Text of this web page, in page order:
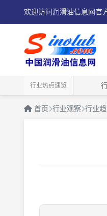
欢迎访问润滑油信息网官
行业热点速览
首页 行业观察 行业